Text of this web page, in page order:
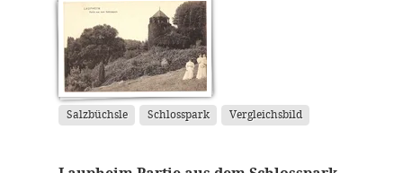
Salzbüchsle Schlosspark Vergleichsbild